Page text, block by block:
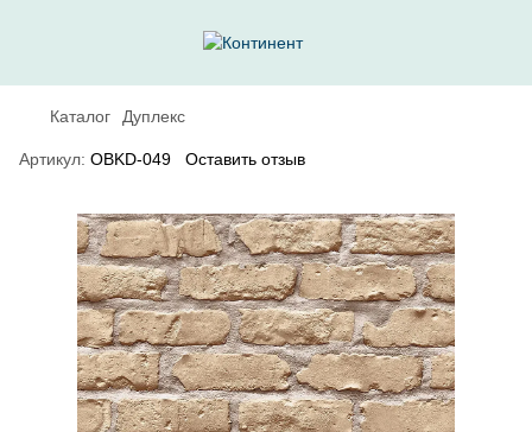
Каталог Дуплекс
Артикул: OBKD-049 Оставить отзыв